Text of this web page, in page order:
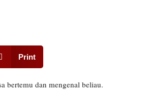
Print
bertemu dan mengenal beliau.